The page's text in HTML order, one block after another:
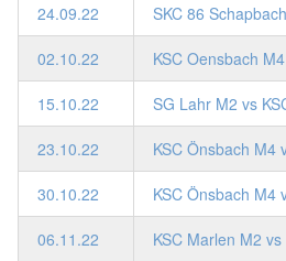
24.09.22 SKC 86
02.10.22 KSC Oensbach
15.10.22 SG Lahr M2 vs
23.10.22 KSC Önsbach M4
30.10.22 KSC Önsbach M4
06.11.22 KSC Marlen M2